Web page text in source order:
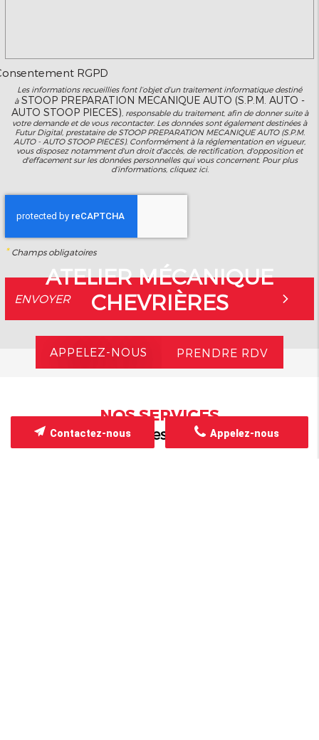
ATELIER MÉCANIQUE
CHEVRIÈRES
APPELEZ-NOUS PRENDRE RDV
RGPD
Les informations recueillies font l’objet d’un traitement informatique destiné
àSTOOP PREPARATION MECANIQUE AUTO (S.P.M. AUTO -
AUTO STOOP PIECES) , responsable du traitement, afin de donner suite à
votre demande et de vous recontacter. Les données sont également destinées à
Futur Digital, prestataire de STOOP PREPARATION MECANIQUE AUTO (S.P.M.
AUTO - AUTO STOOP PIECES). Conformément à la réglementation en vigueur,
vous disposez notamment d'un droit d'accès, de rectification, d'opposition et
d'effacement sur les données personnelles qui vous concernent. Pour plus
d’informations, cliquez ici.
* Champs obligatoires
NOS SERVICES
Solutions complètes pour votre voiture
Appelez-nous
Contactez-nous